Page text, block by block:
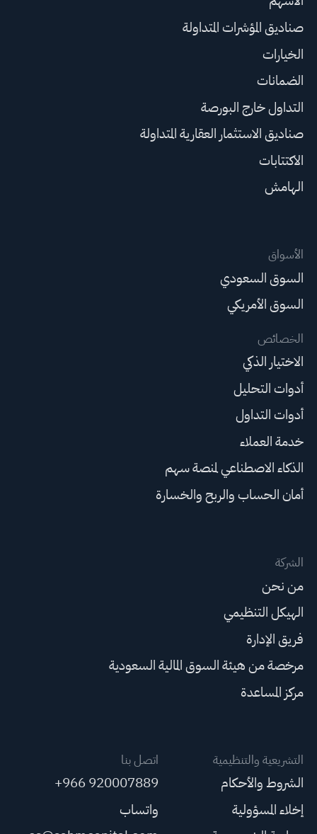
صناديق المؤشرات المتداولة
الخيارات
الضمانات
التداول خارج البورصة
صناديق الاستثمار العقارية المتداولة
الاكتتابات
الهامش
الأسواق
السوق السعودي
السوق الأمريكي
الخصائص
الاختيار الذكي
أدوات التحليل
أدوات التداول
خدمة العملاء
الذكاء الاصطناعي لمنصة سهم
أمان الحساب والربح والخسارة
الشركة
من نحن
الهيكل التنظيمي
فريق الإدارة
مرخصة من هيئة السوق المالية السعودية
مركز المساعدة
التشريعية والتنظيمية
الشروط والأحكام
إخلاء المسؤولية
اتصل بنا
+966 920007889
واتساب